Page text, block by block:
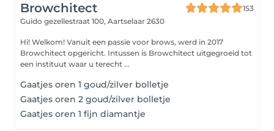
Browchitect
153
Guido gezellestraat 100, Aartselaar 2630
Hi! Welkom! Vanuit een passie voor brows, werd in 2017
Browchitect opgericht. Intussen is Browchitect uitgegroeid tot
een instituut waar u terecht ...
Gaatjes oren 1 goud/zilver bolletje
Gaatjes oren 2 goud/zilver bolletje
Gaatjes oren 1 fijn diamantje